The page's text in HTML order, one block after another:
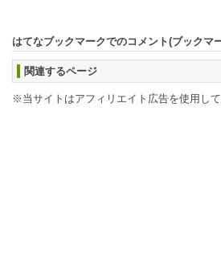
はてなブックマークでのコメント(ブックマ
関連するページ
※当サイトはアフィリエイト広告を使用して